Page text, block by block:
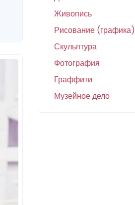
Живопись
Рисование (графика)
Скульптура
Фотография
Граффити
Музейное дело